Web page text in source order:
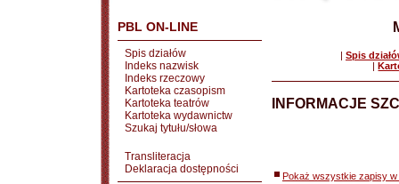
PBL ON-LINE
Spis działów
Indeks nazwisk
Indeks rzeczowy
Kartoteka czasopism
Kartoteka teatrów
Kartoteka wydawnictw
Szukaj tytułu/słowa
Transliteracja
Deklaracja dostępności
| Spis
|
INFORMACJE
Pokaż wszystkie zapisy